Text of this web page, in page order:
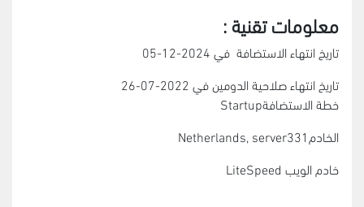
معلومات تقنية :
تاريخ انتهاء الاستضافة في 2024-12-05
تاريخ انتهاء صلاحية الدومين في 2022-07-26
خطة الاستضافةStartup
الخادمNetherlands, server331
خادم الويب LiteSpeed